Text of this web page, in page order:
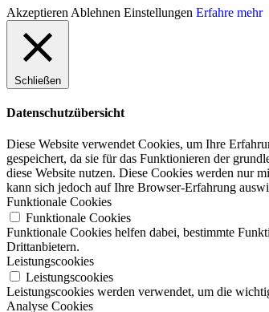
Akzeptieren Ablehnen Einstellungen Erfahre mehr
Schließen
Datenschutzübersicht
Diese Website verwendet Cookies, um Ihre
gespeichert, da sie für das Funktionieren der
diese Website nutzen. Diese Cookies werden nur
kann sich jedoch auf Ihre Browser-Erfahrung
Funktionale Cookies
Funktionale Cookies
Funktionale Cookies helfen dabei, bestimmte
Drittanbietern.
Leistungscookies
Leistungscookies
Leistungscookies werden verwendet, um die
Analyse Cookies